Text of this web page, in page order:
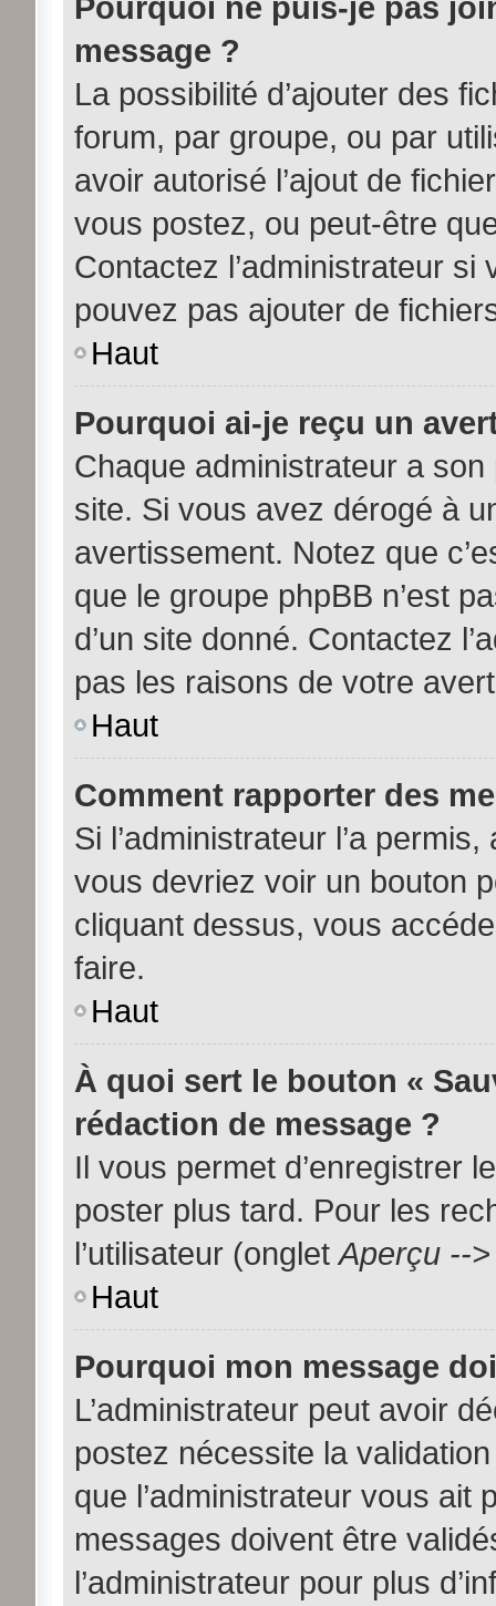
message ?
La possibilité d’ajouter des
forum, par groupe, ou par
avoir autorisé l’ajout de
vous postez, ou peut-être
Contactez l’administrateur
pouvez pas ajouter de
Haut
Pourquoi ai-je reçu un
Chaque administrateur a
site. Si vous avez dérogé à
avertissement. Notez que
que le groupe phpBB n’est
d’un site donné. Contactez
pas les raisons de votre
Haut
Comment rapporter des
Si l’administrateur l’a
vous devriez voir un bouton
cliquant dessus, vous
faire.
Haut
À quoi sert le bouton «
rédaction de message ?
Il vous permet d’enregistrer
poster plus tard. Pour les
l’utilisateur (ongletAperçu --
Haut
Pourquoi mon message
L’administrateur peut avoir
postez nécessite la
que l’administrateur vous ait
messages doivent être
l’administrateur pour plus